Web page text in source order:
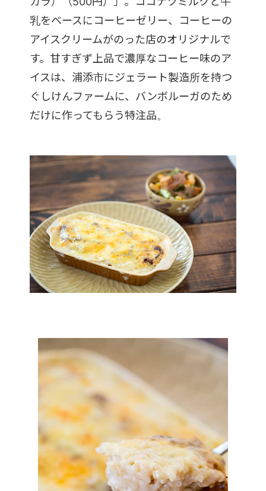
乳をベースにコーヒーゼリー、コーヒーの
アイスクリームがのった店のオリジナルで
す。甘すぎず上品で濃厚なコーヒー味のア
イスは、浦添市にジェラート製造所を持つ
ぐしけんファームに、バンボルーガのため
だけに作ってもらう特注品。